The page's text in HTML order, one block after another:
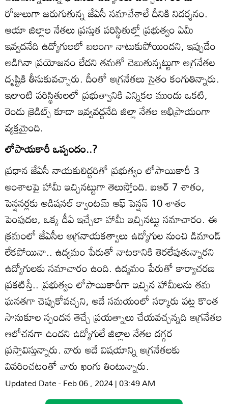
రోజులుగా జరుగుతున్న జేఏసీ సమావేశాలే దీనికి నిదర్శనం.
ఆయా జిల్లాల నేతలు ప్రస్తుత పరిస్థితుల్లో ప్రభుత్వం ఏమీ
ఇవ్వదనేది ఉద్యోగులలో బలంగా నాటుకుపోయిందని, ఇప్పుడేం
అడిగినా ప్రయోజనం లేదని తమతో చెబుతున్నట్టుగా అగ్రనేతల
దృష్టికి తీసుకువచ్చారు. దీంతో అగ్రనేతలు సైతం కంగుతిన్నారు.
ఇలాంటి పరిస్థితులలో ప్రభుత్వానికి ఎన్నికల ముందు ఒకటి,
రెండు క్రెడిట్స్‌ కూడా ఇవ్వవద్దనేది జిల్లా నేతల అభిప్రాయంగా
వ్యక్తమైంది.
లోపాయకారీ ఒప్పందం..?
ప్రధాన జేఏసీ నాయకులిద్దరితో ప్రభుత్వం లోపాయికారీ 3
అంశాలపై హామీ ఇచ్చినట్టుగా తెలుస్తోంది. ఐఆర్‌ 7 శాతం,
పెన్షనర్లకు అడిషనల్‌ క్వాంటమ్‌ ఆఫ్‌ పెన్షన్‌ 10 శాతం
పెంపుదల, ఒక్క డీఏ ఇచ్చేలా హామీ ఇచ్చినట్టు సమాచారం. ఈ
క్రమంలో జేఏసీల అగ్రనాయకత్వాలు ఉద్యోగుల నుంచి డిమాండ్‌
లేకపోయినా.. ఉద్యమం పేరుతో నాటకానికి తెరలేపుతున్నారని
ఉద్యోగులకు సమాచారం ఉంది. ఉద్యమం పేరుతో కార్యాచరణ
ప్రకటిస్తే.. ప్రభుత్వం లోపాయికారీగా ఇచ్చిన హామీలను తమ
ఘనతగా చెప్పుకోవచ్చని, అదే సమయంలో సర్కారు పట్ల కొంత
సానుకూల స్పందన తెచ్చే ప్రయత్నాలు చేయవచ్చన్నది అగ్రనేతల
ఆలోచనగా ఉందని ఉద్యోగులే జిల్లాల నేతల దగ్గర
ప్రస్తావిస్తున్నారు. వారు అదే విషయాన్ని అగ్రనేతలకు
వివరించటంతో వారు ఖంగు తింటున్నారు.
Updated Date - Feb 06 , 2024 | 03:49 AM